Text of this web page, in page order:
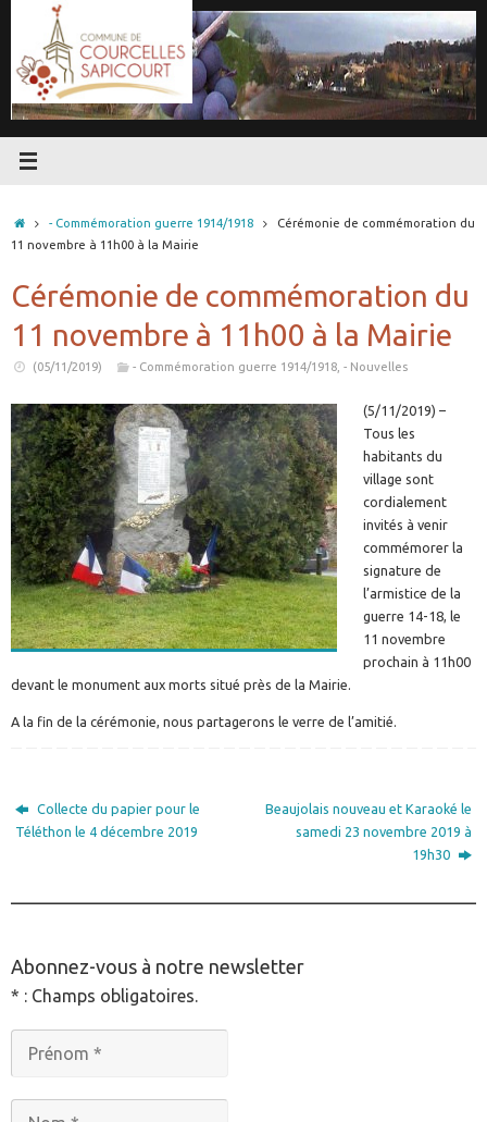
contenu
Accueil
- Commémoration guerre 1914/1918
Cérémonie de commémoration du
11 novembre à 11h00 à la Mairie
Cérémonie de commémoration du
11 novembre à 11h00 à la Mairie
(05/11/2019) - Commémoration guerre 1914/1918 ,- Nouvelles
(5/11/2019) –
Tous les
habitants du
village sont
cordialement
invités à venir
commémorer la
signature de
l’armistice de la
guerre 14-18, le
11 novembre
prochain à 11h00
devant le monument aux morts situé près de la Mairie.
A la fin de la cérémonie, nous partagerons le verre de l’amitié.
Collecte du papier pour le
Téléthon le 4 décembre 2019
Beaujolais nouveau et Karaoké le
samedi 23 novembre 2019 à
19h30
Abonnez-vous à notre newsletter
* : Champs obligatoires.